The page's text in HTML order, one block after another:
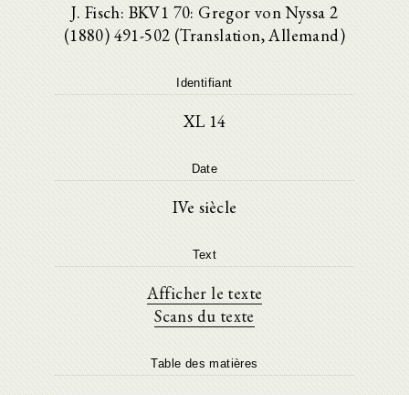
J. Fisch: BKV1 70: Gregor von Nyssa 2
(1880) 491-502 (Translation, Allemand)
Identifiant
XL 14
Date
IVe siècle
Text
Afficher le texte
Scans du texte
Table des matières